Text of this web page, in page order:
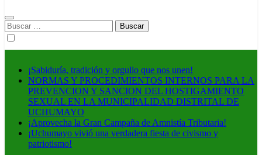
Buscar:
¡Sabiduría, tradición y orgullo que nos unen!
NORMAS Y PROCEDIMIENTOS INTERNOS PARA LA
PREVENCION Y SANCION DEL HOSTIGAMIENTO
SEXUAL EN LA MUNICIPALIDAD DISTRITAL DE
UCHUMAYO
¡Aprovecha la Gran Campaña de Amnistía Tributaria!
¡Uchumayo vivió una verdadera fiesta de civismo y
patriotismo!